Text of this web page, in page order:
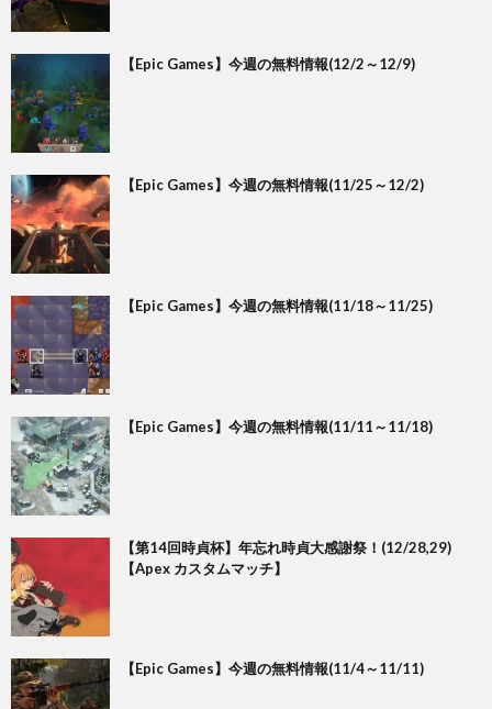
【Epic Games】今週の無料情報(12/2～12/9)
【Epic Games】今週の無料情報(11/25～12/2)
【Epic Games】今週の無料情報(11/18～11/25)
【Epic Games】今週の無料情報(11/11～11/18)
【第14回時貞杯】年忘れ時貞大感謝祭！(12/28,29)
【Apex カスタムマッチ】
【Epic Games】今週の無料情報(11/4～11/11)